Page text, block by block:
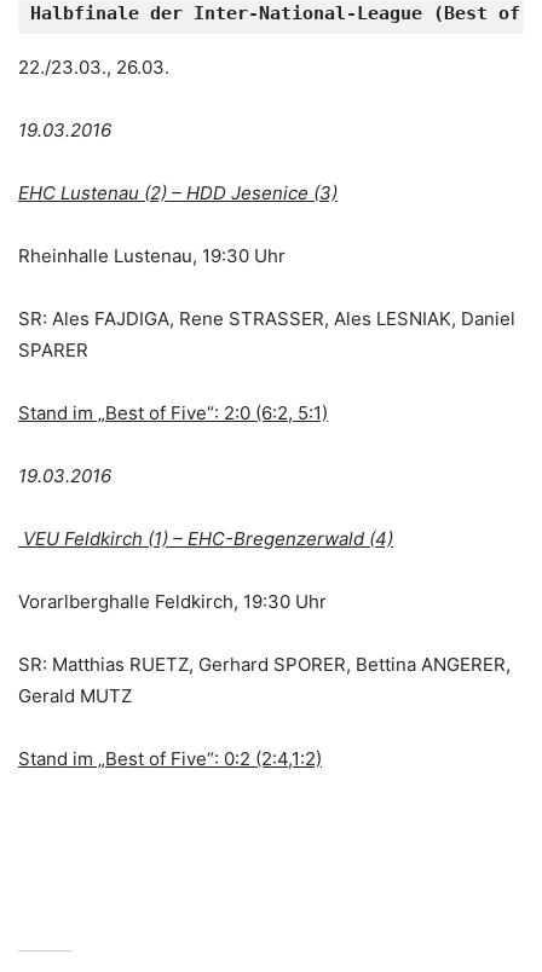
Halbfinale der Inter-National-League (Best of
22./23.03., 26.03.
19.03.2016
EHC Lustenau (2) – HDD Jesenice (3)
Rheinhalle Lustenau, 19:30 Uhr
SR: Ales FAJDIGA, Rene STRASSER, Ales LESNIAK, Daniel
SPARER
Stand im „Best of Five“: 2:0 (6:2, 5:1)
19.03.2016
VEU Feldkirch (1) – EHC-Bregenzerwald (4)
Vorarlberghalle Feldkirch, 19:30 Uhr
SR: Matthias RUETZ, Gerhard SPORER, Bettina ANGERER,
Gerald MUTZ
Stand im „Best of Five“: 0:2 (2:4,1:2)